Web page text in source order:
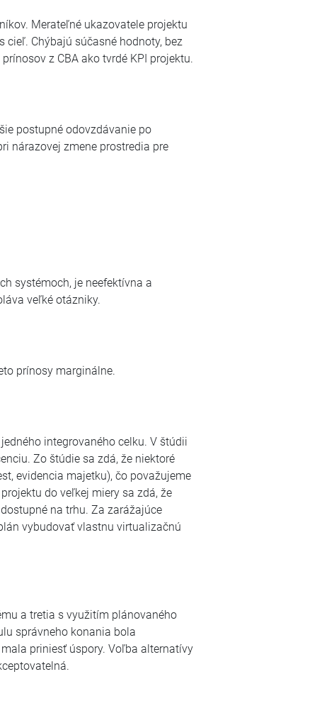
Merateľné ukazovatele projektu
Chýbajú súčasné hodnoty, bez
z CBA ako tvrdé KPI projektu.
postupné odovzdávanie po
nárazovej zmene prostredia pre
systémoch, je neefektívna a
veľké otázniky.
prínosy marginálne.
integrovaného celku. V štúdii
Zo štúdie sa zdá, že niektoré
evidencia majetku), čo považujeme
do veľkej miery sa zdá, že
na trhu. Za zarážajúce
vybudovať vlastnu virtualizačnú
a tretia s využitím plánovaného
správneho konania bola
priniesť úspory. Voľba alternatívy